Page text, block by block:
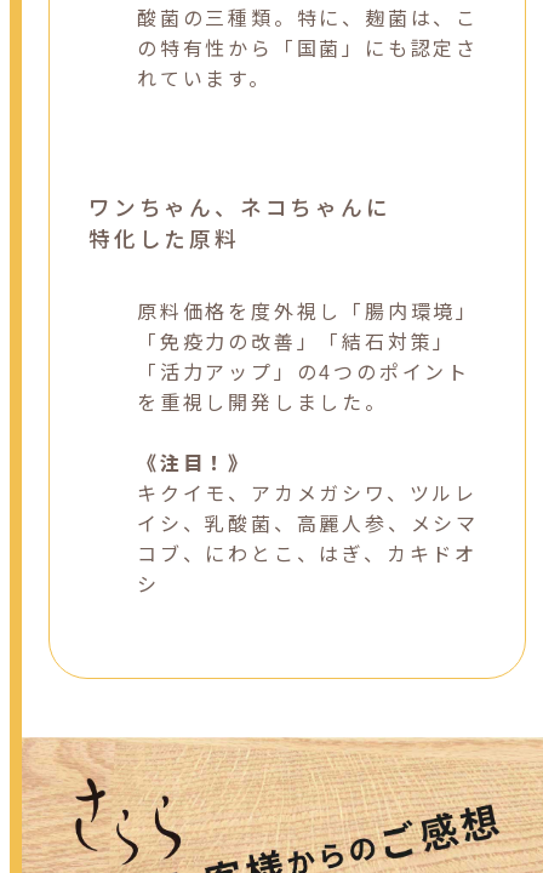
酸菌の三種類。特に、麹菌は、こ
の特有性から「国菌」にも認定さ
れています。
ワンちゃん、 ネコちゃんに
特化した原料
原料価格を度外視し「腸内環境」
「免疫力の改善」「結石対策」
「活力アップ」の4つのポイント
を重視し開発しました。
《注目！》
キクイモ、アカメガシワ、ツルレ
イシ、乳酸菌、高麗人参、メシマ
コブ、にわとこ、はぎ、カキドオ
シ